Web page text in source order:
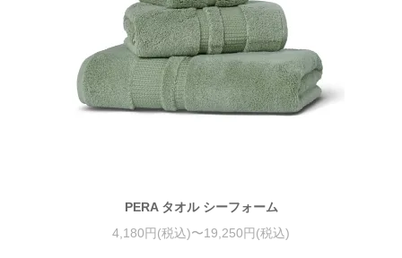
PERA タオル シーフォーム
4,180円(税込)〜19,250円(税込)